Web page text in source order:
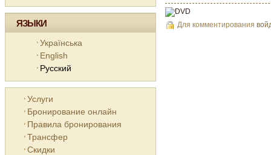
ЯЗЫКИ
Українська
English
Русский
Услуги
Бронирование онлайн
Правила бронирования
Трансфер
Скидки
Для комментирования